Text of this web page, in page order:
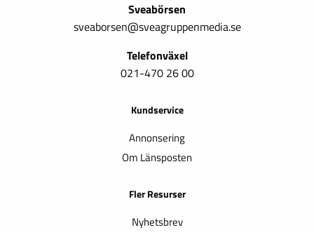
Sveabörsen
sveaborsen@sveagruppenmedia.se
Telefonväxel
021-470 26 00
Kundservice
Annonsering
Om Länsposten
Fler Resurser
Nyhetsbrev